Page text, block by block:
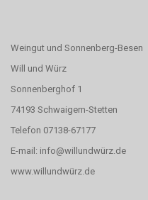
Weingut und Sonnenberg-Besen
Will und Würz
Sonnenberghof 1
74193 Schwaigern-Stetten
Telefon 07138-67177
E-mail: info@willundwürz.de
www.willundwürz.de